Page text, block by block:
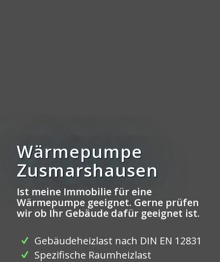
Wärmepumpe
Zusmarshausen
Ist meine Immobilie für eine
Wärmepumpe geeignet. Gerne prüfen
wir ob Ihr Gebäude dafür geeignet ist.
Gebäudeheizlast nach DIN EN 12831
Spezifische Raumheizlast